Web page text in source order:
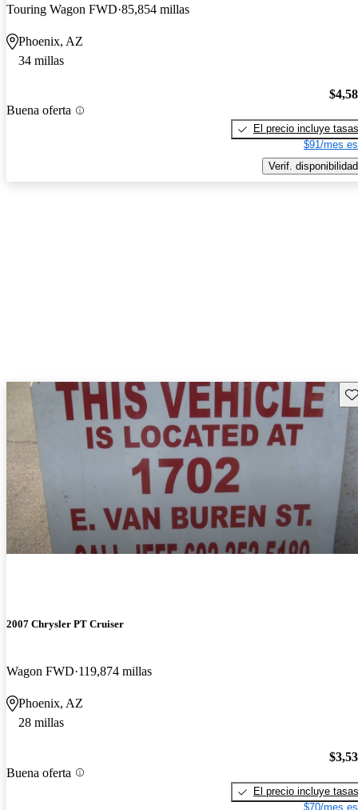
Touring Wagon FWD 85,854 millas
Phoenix, AZ
34 millas
Buena oferta
El precio incluye tasas
$91/mes
Verif. disponibilidad
2007 Chrysler PT Cruiser
Wagon FWD 119,874 millas
Phoenix, AZ
28 millas
Buena oferta
El precio incluye tasas
$70/mes